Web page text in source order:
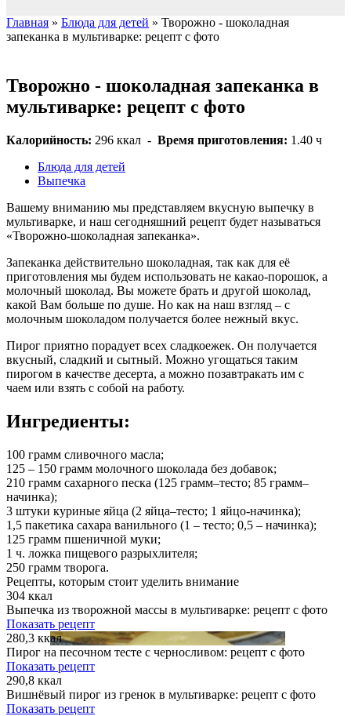
Главная » Блюда для детей » Творожно - шоколадная
запеканка в мультиварке: рецепт с фото
Творожно - шоколадная запеканка в
мультиварке: рецепт с фото
Калорийность: 296 ккал - Время приготовления: 1.40 ч
Блюда для детей
Выпечка
Вашему вниманию мы представляем вкусную выпечку в
мультиварке, и наш сегодняшний рецепт будет называться
«Творожно-шоколадная запеканка».
Запеканка действительно шоколадная, так как для её
приготовления мы будем использовать не какао-порошок, а
молочный шоколад. Вы можете брать и другой шоколад,
какой Вам больше по душе. Но как на наш взгляд – с
молочным шоколадом получается более нежный вкус.
Пирог приятно порадует всех сладкоежек. Он получается
вкусный, сладкий и сытный. Можно угощаться таким
пирогом в качестве десерта, а можно позавтракать им с
чаем или взять с собой на работу.
Ингредиенты:
100 грамм сливочного масла;
125 – 150 грамм молочного шоколада без добавок;
210 грамм сахарного песка (125 грамм–тесто; 85 грамм–
начинка);
3 штуки куриные яйца (2 яйца–тесто; 1 яйцо-начинка);
1,5 пакетика сахара ванильного (1 – тесто; 0,5 – начинка);
125 грамм пшеничной муки;
1 ч. ложка пищевого разрыхлителя;
250 грамм творога.
Рецепты, которым стоит уделить внимание
304 ккал
Выпечка из творожной массы в мультиварке: рецепт с фото
Показать рецепт
280,3 ккал
Пирог на песочном тесте с черносливом: рецепт с фото
Показать рецепт
290,8 ккал
Вишнёвый пирог из гренок в мультиварке: рецепт с фото
Показать рецепт